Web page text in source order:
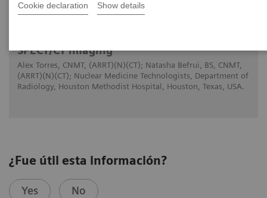
Cookie declaration Show details
2023-08-25
SPECT/CT imaging
Alex Torres, CNMT, (ARRT)(N)(CT); Natasha Befrui, BS, CNMT,
(ARRT)(N)(CT); Nuclear Medicine Technologists, Department of
Radiology, Houston Methodist Hospital, Houston, Texas, USA.
¿Fue útil esta información?
Yes No